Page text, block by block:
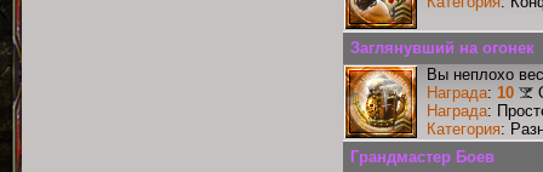
Заглянувший на огонек
Вы неплохо
Награда: 10
Награда:
Категория:
Грандмастер Боев